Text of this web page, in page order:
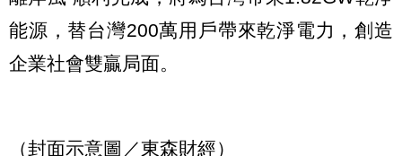
能源，替台灣200萬用戶帶來乾淨電力，創造
企業社會雙贏局面。
（封面示意圖／東森財經）